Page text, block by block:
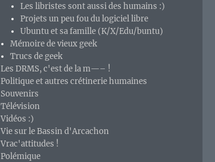
Les libristes sont aussi des humains :)
Projets un peu fou du logiciel libre
Ubuntu et sa famille (K/X/Edu/buntu)
Mémoire de vieux geek
Trucs de geek
Les DRMS, c'est de la m—– !
Politique et autres crétinerie humaines
Souvenirs
Télévision
Vidéos :)
Vie sur le Bassin d'Arcachon
Vrac'attitudes !
Polémique